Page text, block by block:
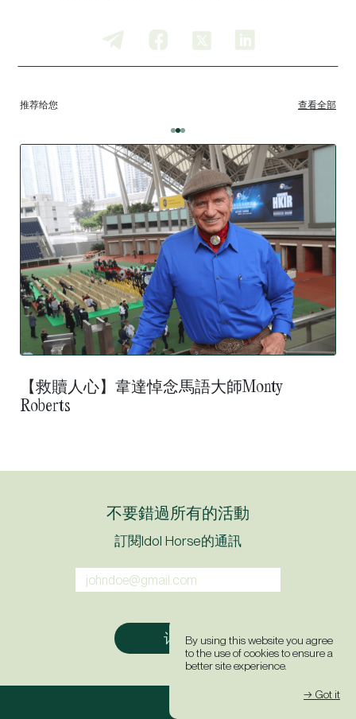
By using this website you agree
to the use of cookies to ensure a
better site experience.
→ Got it
推荐给您 查看全部
【救贖人心】韋達悼念馬語大師Monty
Roberts
不要錯過所有的活動
訂閱Idol Horse的通訊